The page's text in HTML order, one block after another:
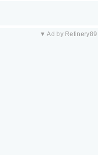
▼ Ad by Refinery89